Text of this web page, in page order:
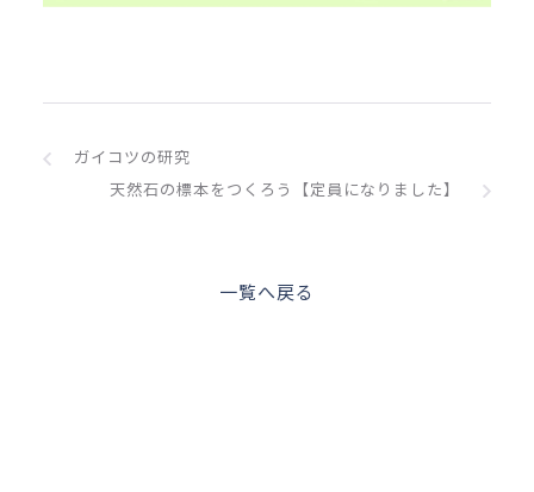
ガイコツの研究
天然石の標本をつくろう【定員になりました】
一覧へ戻る